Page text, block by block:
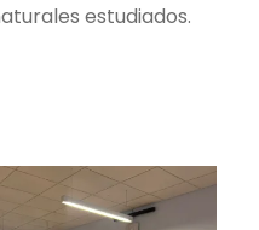
estudiados.